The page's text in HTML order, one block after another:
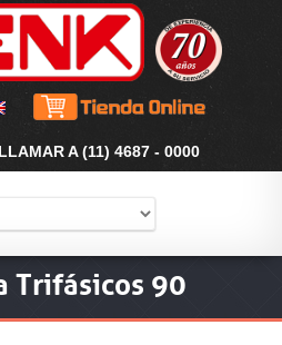
LLAMAR A (11) 4687 - 0000
Trifásicos 90